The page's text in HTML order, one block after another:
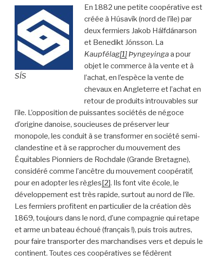
SÍS
En 1882 une petite coopérative est
créée à Húsavík (nord de l’île) par
deux fermiers Jakob Hálfdánarson
et Benedikt Jónsson. La
Kaupfélag[1]Þyngeyingaa pour
objet le commerce à la vente et à
l’achat, en l’espèce la vente de
chevaux en Angleterre et l’achat en
retour de produits introuvables sur
l’île. L’opposition de puissantes sociétés de négoce
d’origine danoise, soucieuses de préserver leur
monopole, les conduit à se transformer en société semi-
clandestine et à se rapprocher du mouvement des
Équitables Pionniers de Rochdale (Grande Bretagne),
considéré comme l’ancêtre du mouvement coopératif,
pour en adopter les règles[2]. Ils font vite école, le
développement est très rapide, surtout au nord de l’île.
Les fermiers profitent en particulier de la création dès
1869, toujours dans le nord, d’une compagnie qui retape
et arme un bateau échoué (français !), puis trois autres,
pour faire transporter des marchandises vers et depuis le
continent. Toutes ces coopératives se fédèrent